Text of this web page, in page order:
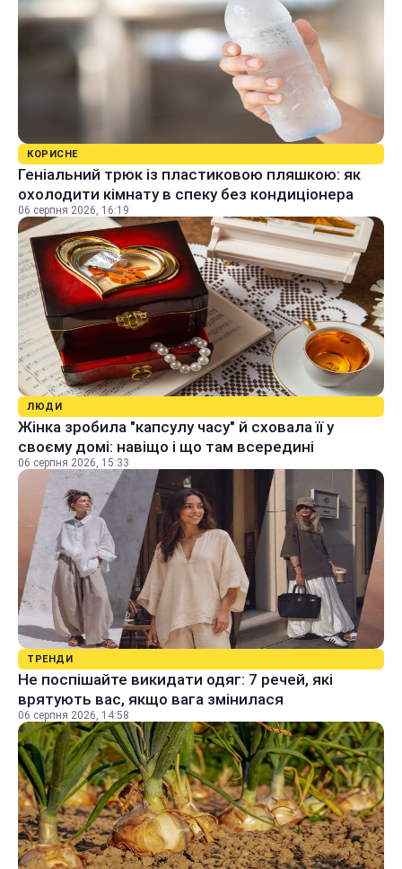
КОРИСНЕ
Геніальний трюк із пластиковою пляшкою: як
охолодити кімнату в спеку без кондиціонера
06 серпня 2026, 16:19
ЛЮДИ
Жінка зробила "капсулу часу" й сховала її у
своєму домі: навіщо і що там всередині
06 серпня 2026, 15:33
ТРЕНДИ
Не поспішайте викидати одяг: 7 речей, які
врятують вас, якщо вага змінилася
06 серпня 2026, 14:58